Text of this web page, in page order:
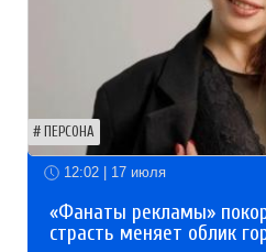
ПЕРСОНА
12:02 | 17 июля
«Фанаты рекламы»
страсть меняет облик